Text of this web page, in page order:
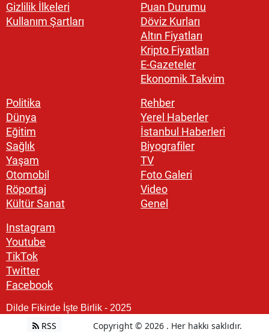
Gizlilik İlkeleri
Kullanım Şartları
Puan Durumu
Döviz Kurları
Altın Fiyatları
Kripto Fiyatları
E-Gazeteler
Ekonomik Takvim
Politika
Dünya
Eğitim
Sağlık
Yaşam
Otomobil
Röportaj
Kültür Sanat
Rehber
Yerel Haberler
İstanbul Haberleri
Biyografiler
TV
Foto Galeri
Video
Genel
Instagram
Youtube
TikTok
Twitter
Facebook
Dilde Fikirde İşte Birlik - 2025
RSS Copyright © 2026 . Her hakkı saklıdır.